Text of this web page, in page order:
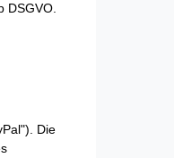
DSGVO.
Die